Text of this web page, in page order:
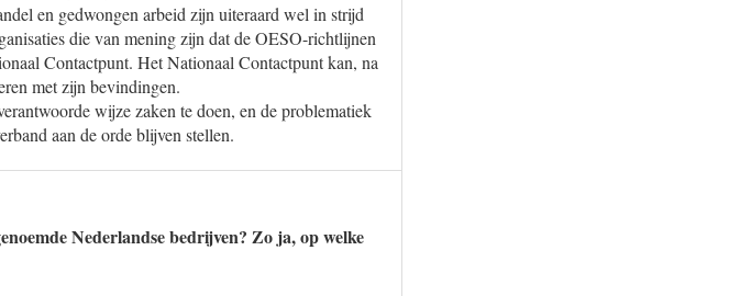
en gedwongen arbeid zijn uiteraard wel in strijd
die van mening zijn dat de OESO-richtlijnen
Contactpunt. Het Nationaal Contactpunt kan, na
met zijn bevindingen.
wijze zaken te doen, en de problematiek
aan de orde blijven stellen.
Nederlandse bedrijven? Zo ja, op welke